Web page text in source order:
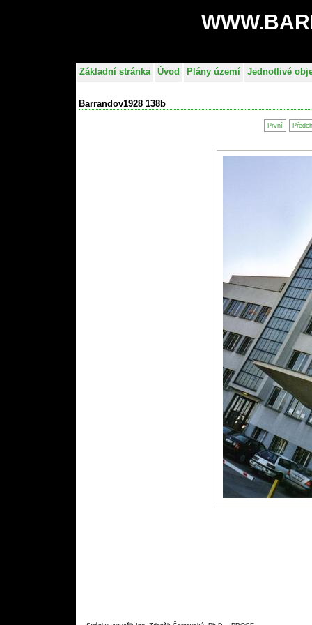
Základní stránka Úvod Plány území Jednotlivé
Barrandov1928 138b
První